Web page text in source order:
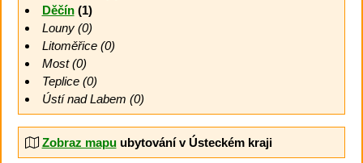
Děčín(1)
Louny (0)
Litoměřice (0)
Most (0)
Teplice (0)
Ústí nad Labem (0)
Zobraz mapuubytování v Ústeckém kraji